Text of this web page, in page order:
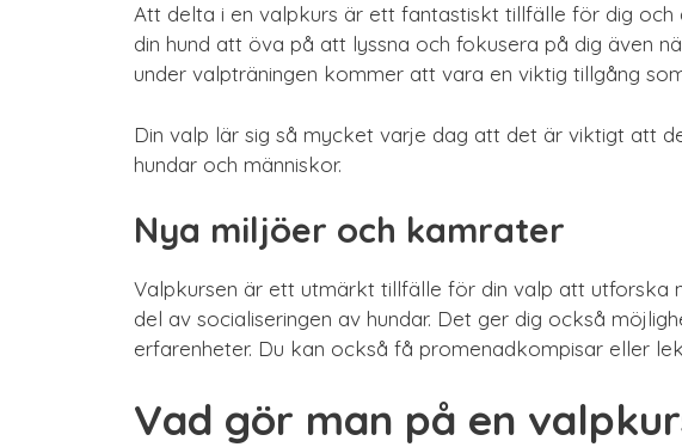
Att delta i en valpkurs är ett fantastiskt tillfälle för dig
din hund att öva på att lyssna och fokusera på dig även
under valpträningen kommer att vara en viktig tillgång
Din valp lär sig så mycket varje dag att det är viktigt att
hundar och människor.
Nya miljöer och kamrater
Valpkursen är ett utmärkt tillfälle för din valp att utforska
del av socialiseringen av hundar. Det ger dig också
erfarenheter. Du kan också få promenadkompisar eller
Vad gör man på en